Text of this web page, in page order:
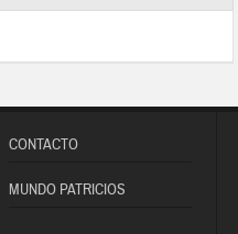
CONTACTO
MUNDO PATRICIOS